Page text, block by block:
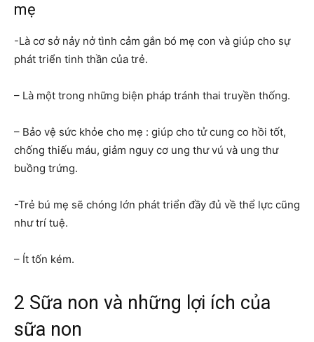
mẹ
-Là cơ sở nảy nở tình cảm gắn bó mẹ con và giúp cho sự
phát triển tinh thần của trẻ.
– Là một trong những biện pháp tránh thai truyền thống.
– Bảo vệ sức khỏe cho mẹ : giúp cho tử cung co hồi tốt,
chống thiếu máu, giảm nguy cơ ung thư vú và ung thư
buồng trứng.
-Trẻ bú mẹ sẽ chóng lớn phát triển đầy đủ về thể lực cũng
như trí tuệ.
– Ít tốn kém.
2 Sữa non và những lợi ích của
sữa non